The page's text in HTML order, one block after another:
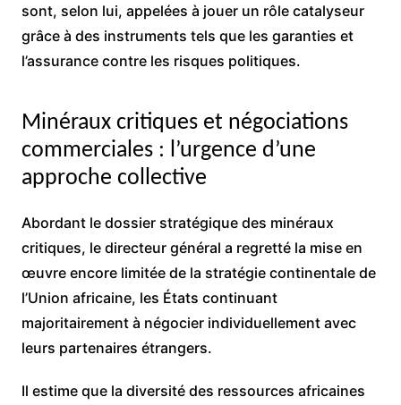
sont, selon lui, appelées à jouer un rôle catalyseur
grâce à des instruments tels que les garanties et
l’assurance contre les risques politiques.
Minéraux critiques et négociations
commerciales : l’urgence d’une
approche collective
Abordant le dossier stratégique des minéraux
critiques, le directeur général a regretté la mise en
œuvre encore limitée de la stratégie continentale de
l’Union africaine, les États continuant
majoritairement à négocier individuellement avec
leurs partenaires étrangers.
Il estime que la diversité des ressources africaines